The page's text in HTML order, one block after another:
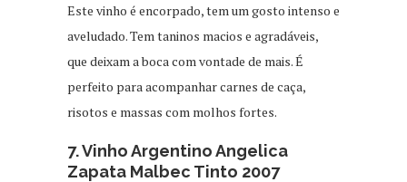
Este vinho é encorpado, tem um gosto intenso e
aveludado. Tem taninos macios e agradáveis,
que deixam a boca com vontade de mais. É
perfeito para acompanhar carnes de caça,
risotos e massas com molhos fortes.
7. Vinho Argentino Angelica
Zapata Malbec Tinto 2007